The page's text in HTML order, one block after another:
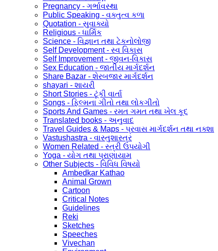
Pregnancy - ગર્ભાવસ્થા
Public Speaking - વક્તુત્વ કળા
Quotation - સુવાક્યો
Religious - ધાર્મિક
Science - વિજ્ઞાન તથા ટેકનોલોજી
Self Development - સ્વ વિકાસ
Self Improvement - જીવન-વિકાસ
Sex Education - જાતીય માર્ગદર્શન
Share Bazar - શેરબજાર માર્ગદર્શન
shayari - શાયરી
Short Stories - ટૂંકી વાર્તા
Songs - ફિલ્મના ગીતો તથા લોકગીતો
Sports And Games - રમત ગમત તથા ખેલ કૂદ
Translated books - અનુવાદ
Travel Guides & Maps - પ્રવાસ માર્ગદર્શન તથા નક્શા
Vastushastra - વાસ્તુશાસ્ત્ર
Women Related - સ્ત્રી ઉપયોગી
Yoga - યોગ તથા પ્રાણાયામ
Other Subjects - વિવિધ વિષયો
Ambedkar Kathao
Animal Grown
Cartoon
Critical Notes
Guidelines
Reki
Sketches
Speeches
Vivechan